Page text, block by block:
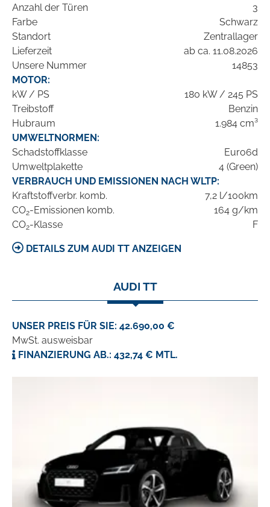
Anzahl der Türen
3
Farbe
Schwarz
Standort
Zentrallager
Lieferzeit
ab ca. 11.08.2026
Unsere Nummer
14853
MOTOR:
kW / PS
180 kW / 245 PS
Treibstoff
Benzin
Hubraum
1.984 cm³
UMWELTNORMEN:
Schadstoffklasse
Euro6d
Umweltplakette
4 (Green)
VERBRAUCH UND EMISSIONEN NACH WLTP:
Kraftstoffverbr. komb.
7,2 l/100km
CO2-Emissionen komb.
164 g/km
CO2-Klasse F
DETAILS ZUM AUDI TT ANZEIGEN
AUDI TT
UNSER PREIS FÜR SIE: 42.690,00 €
MwSt. ausweisbar
FINANZIERUNG AB.: 432,74 € MTL.